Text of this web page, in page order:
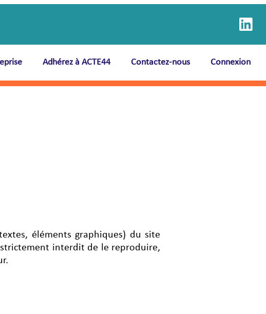
Adhérez à ACTE44 Contactez-nous Connexion
éléments graphiques) du site
interdit de le reproduire,